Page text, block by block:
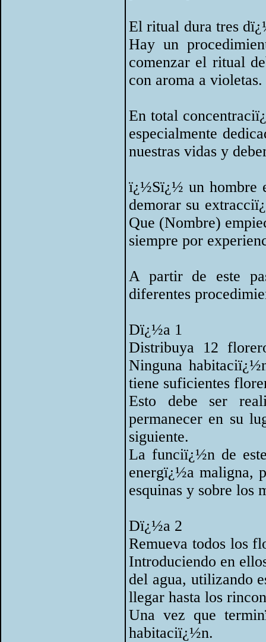
El ritual dura tres
Hay un
comenzar el ritual
con aroma a violetas.
En total
especialmente
nuestras vidas y
ï¿½Sï¿½ un hombre
demorar su
Que (Nombre)
siempre por
A partir de este
diferentes
Dï¿½a 1
Distribuya 12
Ninguna
tiene suficientes
Esto debe ser
permanecer en su
siguiente.
La funciï¿½n de
energï¿½a maligna,
esquinas y sobre los
Dï¿½a 2
Remueva todos los
Introduciendo en
del agua, utilizando
llegar hasta los
Una vez que
habitaciï¿½n.